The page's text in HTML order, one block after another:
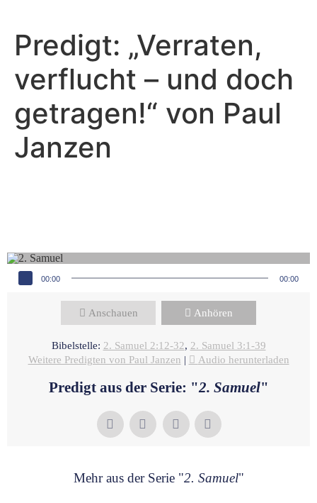
Predigt: „Verraten,
verflucht – und doch
getragen!“ von Paul
Janzen
Audio-Player
00:00 00:00
Anschauen Anhören
Bibelstelle: 2. Samuel 2:12-32, 2. Samuel 3:1-39
Weitere Predigten von Paul Janzen | Audio herunterladen
Predigt aus der Serie: "2. Samuel"
Mehr aus der Serie "2. Samuel"